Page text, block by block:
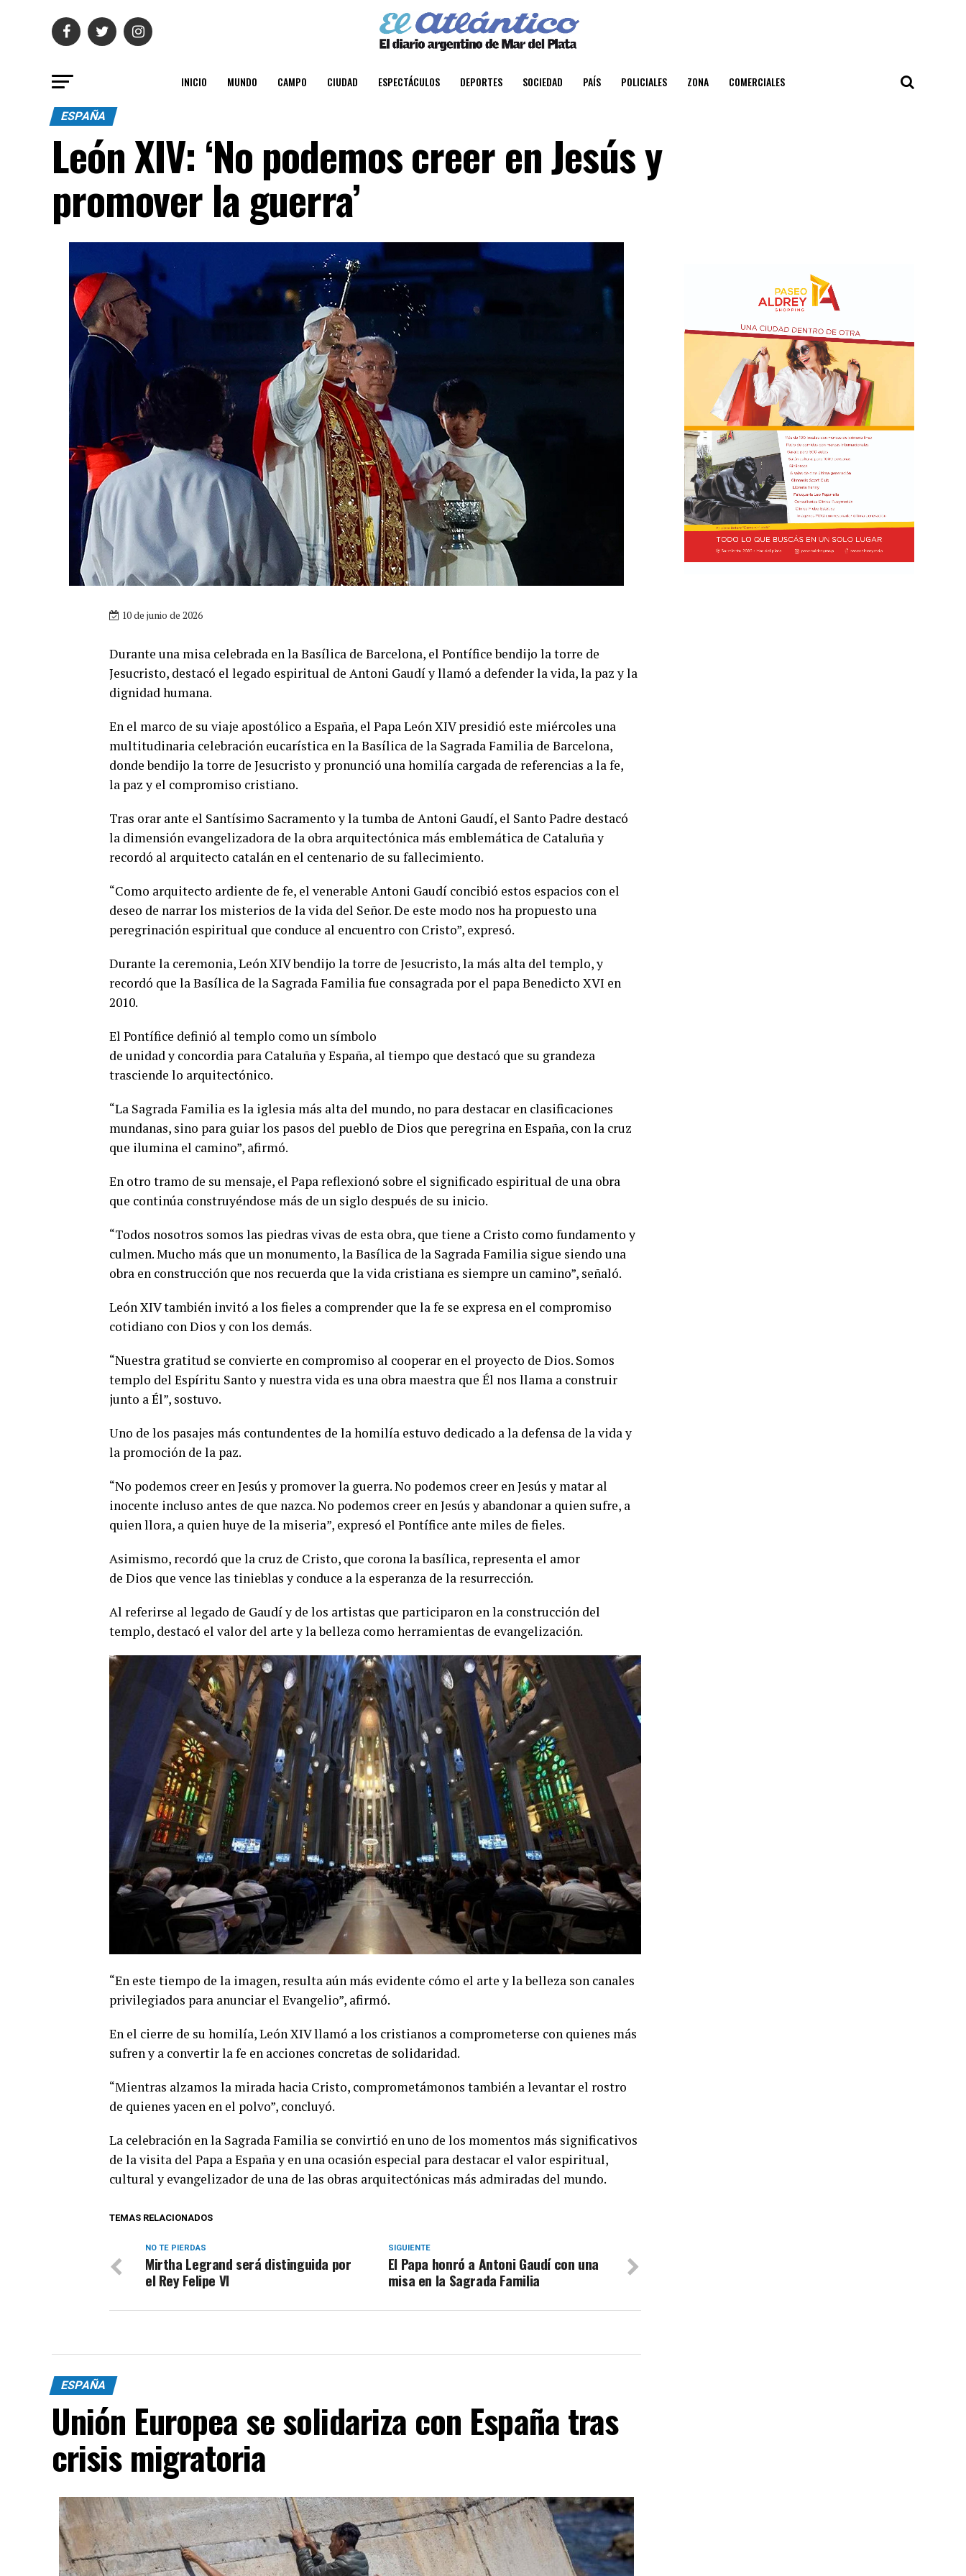
INICIO MUNDO CAMPO CIUDAD ESPECTÁCULOS DEPORTES SOCIEDAD PAÍS POLICIALES ZONA COMERCIALES
ESPAÑA
León XIV: ‘No podemos creer en Jesús y
promover la guerra’
10 de junio de 2026
Durante una misa celebrada en la Basílica de Barcelona, el Pontífice bendijo la torre de
Jesucristo, destacó el legado espiritual de Antoni Gaudí y llamó a defender la vida, la paz y la
dignidad humana.
En el marco de su viaje apostólico a España, el Papa León XIV presidió este miércoles una
multitudinaria celebración eucarística en la Basílica de la Sagrada Familia de Barcelona,
donde bendijo la torre de Jesucristo y pronunció una homilía cargada de referencias a la fe,
la paz y el compromiso cristiano.
Tras orar ante el Santísimo Sacramento y la tumba de Antoni Gaudí, el Santo Padre destacó
la dimensión evangelizadora de la obra arquitectónica más emblemática de Cataluña y
recordó al arquitecto catalán en el centenario de su fallecimiento.
“Como arquitecto ardiente de fe, el venerable Antoni Gaudí concibió estos espacios con el
deseo de narrar los misterios de la vida del Señor. De este modo nos ha propuesto una
peregrinación espiritual que conduce al encuentro con Cristo”, expresó.
Durante la ceremonia, León XIV bendijo la torre de Jesucristo, la más alta del templo, y
recordó que la Basílica de la Sagrada Familia fue consagrada por el papa Benedicto XVI en
2010.
El Pontífice definió al templo como un símbolo
de unidad y concordia para Cataluña y España, al tiempo que destacó que su grandeza
trasciende lo arquitectónico.
“La Sagrada Familia es la iglesia más alta del mundo, no para destacar en clasificaciones
mundanas, sino para guiar los pasos del pueblo de Dios que peregrina en España, con la cruz
que ilumina el camino”, afirmó.
En otro tramo de su mensaje, el Papa reflexionó sobre el significado espiritual de una obra
que continúa construyéndose más de un siglo después de su inicio.
“Todos nosotros somos las piedras vivas de esta obra, que tiene a Cristo como fundamento y
culmen. Mucho más que un monumento, la Basílica de la Sagrada Familia sigue siendo una
obra en construcción que nos recuerda que la vida cristiana es siempre un camino”, señaló.
León XIV también invitó a los fieles a comprender que la fe se expresa en el compromiso
cotidiano con Dios y con los demás.
“Nuestra gratitud se convierte en compromiso al cooperar en el proyecto de Dios. Somos
templo del Espíritu Santo y nuestra vida es una obra maestra que Él nos llama a construir
junto a Él”, sostuvo.
Uno de los pasajes más contundentes de la homilía estuvo dedicado a la defensa de la vida y
la promoción de la paz.
“No podemos creer en Jesús y promover la guerra. No podemos creer en Jesús y matar al
inocente incluso antes de que nazca. No podemos creer en Jesús y abandonar a quien sufre, a
quien llora, a quien huye de la miseria”, expresó el Pontífice ante miles de fieles.
Asimismo, recordó que la cruz de Cristo, que corona la basílica, representa el amor
de Dios que vence las tinieblas y conduce a la esperanza de la resurrección.
Al referirse al legado de Gaudí y de los artistas que participaron en la construcción del
templo, destacó el valor del arte y la belleza como herramientas de evangelización.
“En este tiempo de la imagen, resulta aún más evidente cómo el arte y la belleza son canales
privilegiados para anunciar el Evangelio”, afirmó.
En el cierre de su homilía, León XIV llamó a los cristianos a comprometerse con quienes más
sufren y a convertir la fe en acciones concretas de solidaridad.
“Mientras alzamos la mirada hacia Cristo, comprometámonos también a levantar el rostro
de quienes yacen en el polvo”, concluyó.
La celebración en la Sagrada Familia se convirtió en uno de los momentos más significativos
de la visita del Papa a España y en una ocasión especial para destacar el valor espiritual,
cultural y evangelizador de una de las obras arquitectónicas más admiradas del mundo.
TEMAS RELACIONADOS
SIGUIENTE
El Papa honró a Antoni Gaudí con una
misa en la Sagrada Familia
NO TE PIERDAS
Mirtha Legrand será distinguida por
el Rey Felipe VI
ESPAÑA
Unión Europea se solidariza con España tras
crisis migratoria